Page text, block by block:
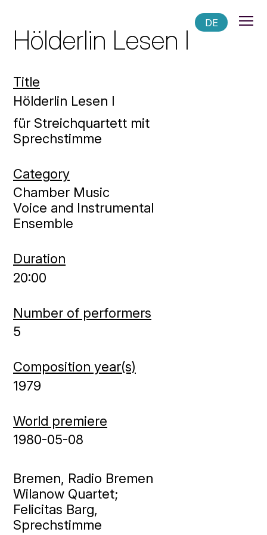
DE
Hölderlin Lesen I
Title
Hölderlin Lesen I
für Streichquartett mit
Sprechstimme
Category
Chamber Music
Voice and Instrumental
Ensemble
Duration
20:00
Number of performers
5
Composition year(s)
1979
World premiere
1980-05-08
Bremen, Radio Bremen
Wilanow Quartet;
Felicitas Barg,
Sprechstimme